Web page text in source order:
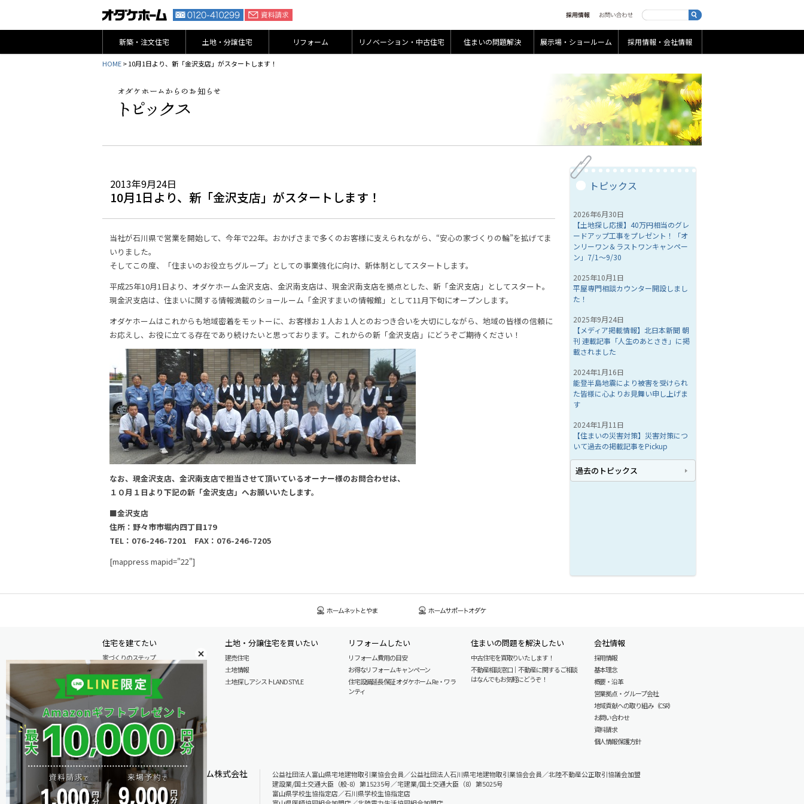
新築・注文住宅 土地・分譲住宅 リフォーム リノベーション・中古住宅 住まいの問題解決 展示場・ショールーム 採用情報・会社情報
HOME> 10月1日より、新「金沢支店」がスタートします！
2013年9月24日
10月1日より、新「金沢支店」がスタートします！
当社が石川県で営業を開始して、今年で22年。おかげさまで多くのお客様に支えられながら、“安心の家づくりの輪”を拡げてま
いりました。
そしてこの度、「住まいのお役立ちグループ」としての事業強化に向け、新体制としてスタートします。
平成25年10月1日より、オダケホーム金沢支店、金沢南支店は、現金沢南支店を拠点とした、新「金沢支店」としてスタート。
現金沢支店は、住まいに関する情報満載のショールーム「金沢すまいの情報館」として11月下旬にオープンします。
オダケホームはこれからも地域密着をモットーに、お客様お１人お１人とのおつき合いを大切にしながら、地域の皆様の信頼に
お応えし、お役に立てる存在であり続けたいと思っております。これからの新「金沢支店」にどうぞご期待ください！
なお、現金沢支店、金沢南支店で担当させて頂いているオーナー様のお問合わせは、
１０月１日より下記の新「金沢支店」へお願いいたします。
■金沢支店
住所：野々市市堀内四丁目179
TEL：076-246-7201 FAX：076-246-7205
[mappress mapid="22"]
トピックス
2026年6月30日
【土地探し応援】40万円相当のグレ
ードアップ工事をプレゼント！「オ
ンリーワン＆ラストワンキャンペー
ン」7/1～9/30
2025年10月1日
平屋専門相談カウンター開設しまし
た！
2025年9月24日
【メディア掲載情報】北日本新聞 朝
刊 連載記事「人生のあとさき」に掲
載されました
2024年1月16日
能登半島地震により被害を受けられ
た皆様に心よりお見舞い申し上げま
す
2024年1月11日
【住まいの災害対策】災害対策につ
いて過去の掲載記事をPickup
過去のトピックス
住宅を建てたい
家づくりのステップ
自由設計注文住宅
木の特性を活かした北陸の家づくり
住宅の性能
安心のアフターサービス
商品情報
施工実例
モデル分譲住宅情報
土地・分譲住宅を買いたい
建売住宅
土地情報
土地探しアシスト LAND STYLE
リフォームしたい
リフォーム費用の目安
お得なリフォームキャンペーン
住宅設備延長保証 オダケホーム Re・ワラ
ンティ
住まいの問題を解決したい
中古住宅を買取りいたします！
不動産相談窓口｜不動産に関するご相談
はなんでもお気軽にどうぞ！
会社情報
採用情報
基本理念
概要・沿革
営業拠点・グループ会社
地域貢献への取り組み（CSR）
お問い合わせ
資料請求
個人情報保護方針
オダケホーム株式会社
公益社団法人富山県宅地建物取引業協会会員／公益社団法人石川県宅地建物取引業協会会員／北陸不動産公正取引協議会加盟
建設業/国土交通大臣（般-8）第15235号／宅建業/国土交通大臣（8）第5025号
富山県学校生協指定店／石川県学校生協指定店